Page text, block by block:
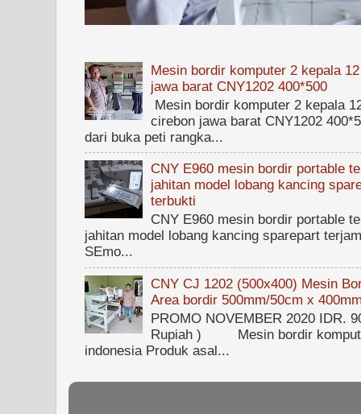
Mesin bordir komputer 2 kepala
jawa barat CNY1202 400*500
Mesin bordir komputer 2 kepala
cirebon jawa barat CNY1202
dari buka peti rangka...
CNY E960 mesin bordir portable
jahitan model lobang kancing
terbukti
CNY E960 mesin bordir portable
jahitan model lobang kancing sparepart
SEmo...
CNY CJ 1202 (500x400) Mesin
Area bordir 500mm/50cm x
PROMO NOVEMBER 2020 IDR.
Rupiah ) Mesin bordir
indonesia Produk asal...